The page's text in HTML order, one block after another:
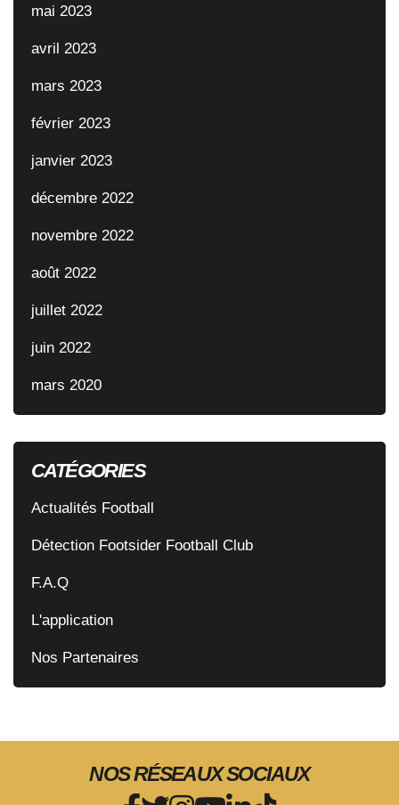
mai 2023
avril 2023
mars 2023
février 2023
janvier 2023
décembre 2022
novembre 2022
août 2022
juillet 2022
juin 2022
mars 2020
CATÉGORIES
Actualités Football
Détection Footsider Football Club
F.A.Q
L'application
Nos Partenaires
NOS RÉSEAUX SOCIAUX